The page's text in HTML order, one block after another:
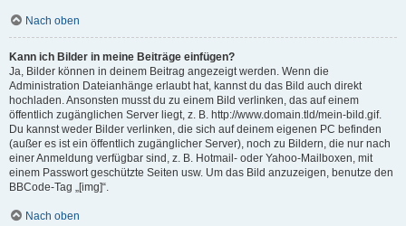
Nach oben
Kann ich Bilder in meine Beiträge einfügen?
Ja, Bilder können in deinem Beitrag angezeigt werden. Wenn die
Administration Dateianhänge erlaubt hat, kannst du das Bild auch direkt
hochladen. Ansonsten musst du zu einem Bild verlinken, das auf einem
öffentlich zugänglichen Server liegt, z. B. http://www.domain.tld/mein-bild.gif.
Du kannst weder Bilder verlinken, die sich auf deinem eigenen PC befinden
(außer es ist ein öffentlich zugänglicher Server), noch zu Bildern, die nur nach
einer Anmeldung verfügbar sind, z. B. Hotmail- oder Yahoo-Mailboxen, mit
einem Passwort geschützte Seiten usw. Um das Bild anzuzeigen, benutze den
BBCode-Tag „[img]“.
Nach oben